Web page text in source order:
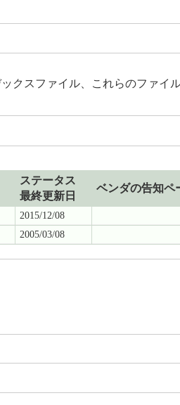
クスファイル、これらのファイ
ステータス
最終更新日
ベンダの告知ペ
2015/12/08
2005/03/08